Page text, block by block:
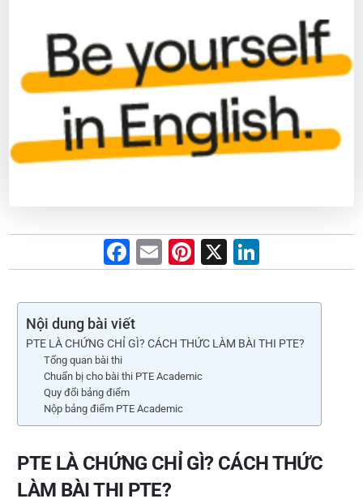
F
a
c
e
b
o
o
k
E
m
ai
Pi
nt
er
st
X
n
k
dI
Nội dung bài viết
PTE LÀ CHỨNG CHỈ GÌ? CÁCH THỨC LÀM BÀI THI PTE?
Tổng quan bài thi
Chuẩn bị cho bài thi PTE Academic
Quy đổi bảng điểm
Nộp bảng điểm PTE Academic
PTE LÀ CHỨNG CHỈ GÌ? CÁCH THỨC
LÀM BÀI THI PTE?